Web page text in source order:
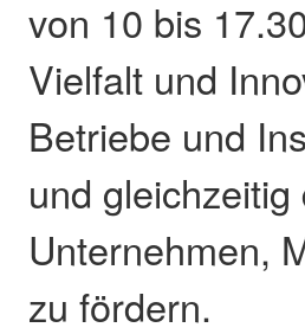
von 10 bis
Vielfalt und
Betriebe und
und
Unternehmen,
zu fördern.